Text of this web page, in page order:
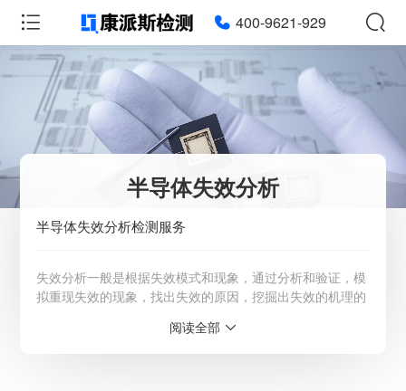
400-9621-929
半导体失效分析
半导体失效分析检测服务
失效分析一般是根据失效模式和现象，通过分析和验证，模
拟重现失效的现象，找出失效的原因，挖掘出失效的机理的
失效事故等方面具有很强的实际意义。详情请咨询客服：
阅读全部